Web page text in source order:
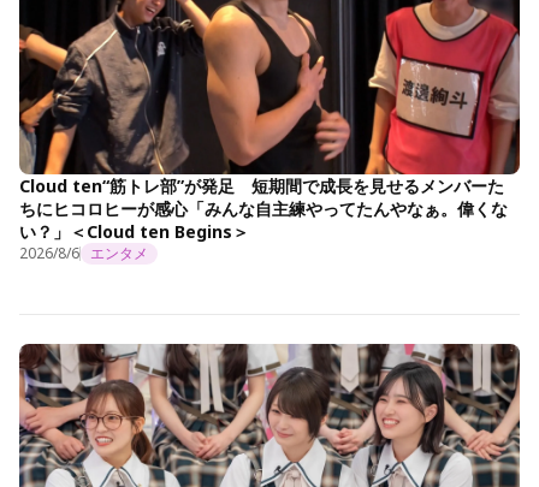
Cloud ten“筋トレ部”が発足 短期間で成長を見せるメンバーた
ちにヒコロヒーが感心「みんな自主練やってたんやなぁ。偉くな
い？」＜Cloud ten Begins＞
2026/8/6 エンタメ